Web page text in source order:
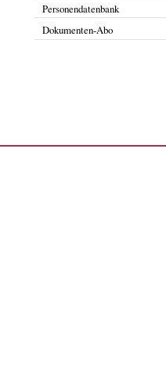
Personendatenbank
Dokumenten-Abo